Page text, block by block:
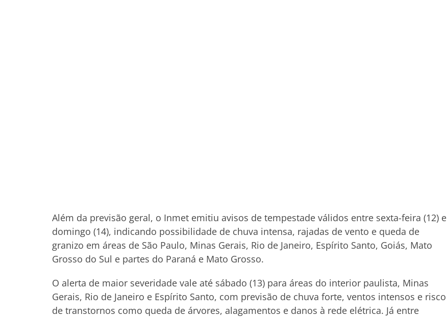
Além da previsão geral, o Inmet emitiu avisos de tempestade válidos entre sexta-feira (12) e
domingo (14), indicando possibilidade de chuva intensa, rajadas de vento e queda de
granizo em áreas de São Paulo, Minas Gerais, Rio de Janeiro, Espírito Santo, Goiás, Mato
Grosso do Sul e partes do Paraná e Mato Grosso.
O alerta de maior severidade vale até sábado (13) para áreas do interior paulista, Minas
Gerais, Rio de Janeiro e Espírito Santo, com previsão de chuva forte, ventos intensos e risco
de transtornos como queda de árvores, alagamentos e danos à rede elétrica. Já entre